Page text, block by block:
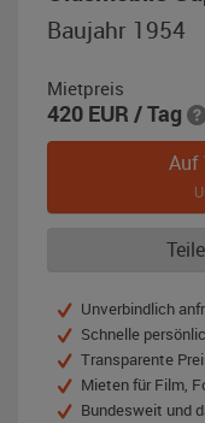
Baujahr 1954
Mietpreis
420 EUR / Tag
Auf
Unverbindlich
Schnelle
Transparente
Mieten für Film,
Bundesweit und